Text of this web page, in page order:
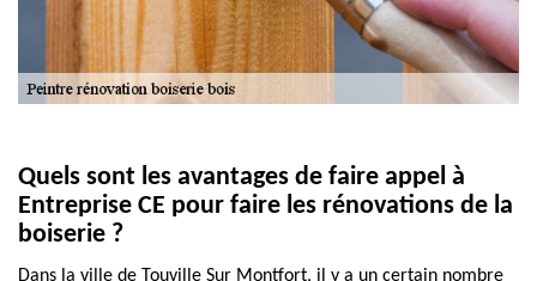
Quels sont les avantages de faire appel à
Entreprise CE pour faire les rénovations de la
boiserie ?
Dans la ville de Touville Sur Montfort, il y a un certain nombre